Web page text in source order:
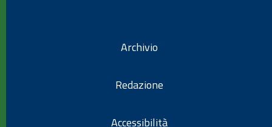
Archivio
Redazione
Accessibilità